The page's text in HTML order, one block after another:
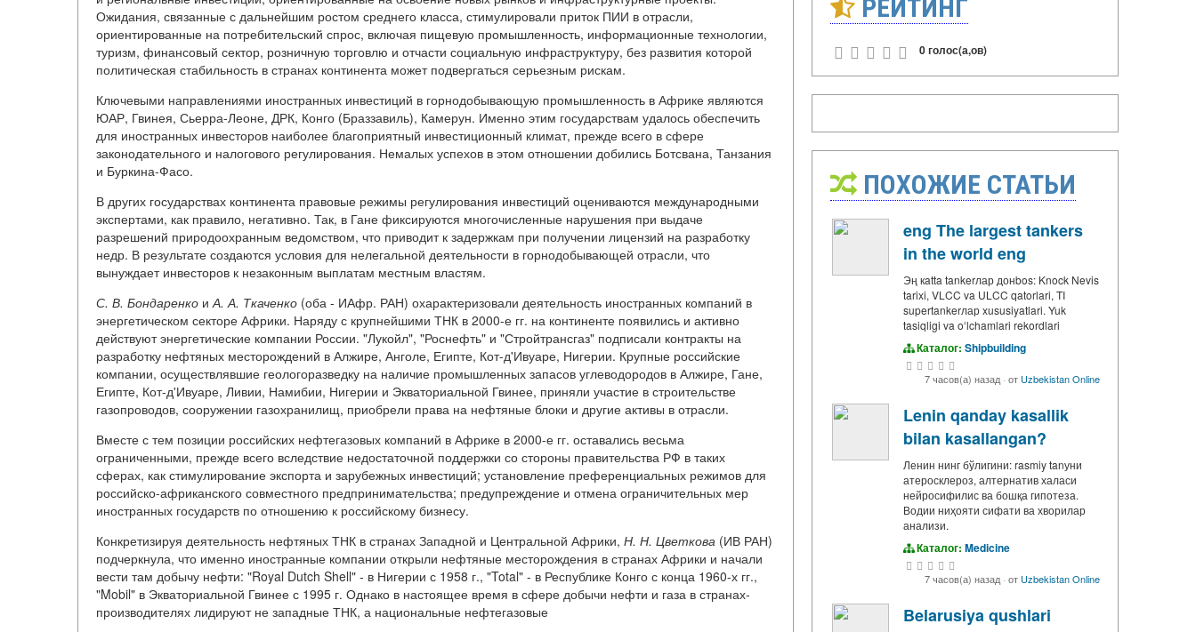
Ожидания, связанные с дальнейшим ростом среднего класса, стимулировали приток ПИИ в отрасли,
ориентированные на потребительский спрос, включая пищевую промышленность, информационные технологии,
туризм, финансовый сектор, розничную торговлю и отчасти социальную инфраструктуру, без развития которой
политическая стабильность в странах континента может подвергаться серьезным рискам.
Ключевыми направлениями иностранных инвестиций в горнодобывающую промышленность в Африке являются
ЮАР, Гвинея, Сьерра-Леоне, ДРК, Конго (Браззавиль), Камерун. Именно этим государствам удалось обеспечить
для иностранных инвесторов наиболее благоприятный инвестиционный климат, прежде всего в сфере
законодательного и налогового регулирования. Немалых успехов в этом отношении добились Ботсвана, Танзания
и Буркина-Фасо.
В других государствах континента правовые режимы регулирования инвестиций оцениваются международными
экспертами, как правило, негативно. Так, в Гане фиксируются многочисленные нарушения при выдаче
разрешений природоохранным ведомством, что приводит к задержкам при получении лицензий на разработку
недр. В результате создаются условия для нелегальной деятельности в горнодобывающей отрасли, что
вынуждает инвесторов к незаконным выплатам местным властям.
С. В. Бондаренко иА. А. Ткаченко (оба - ИАфр. РАН) охарактеризовали деятельность иностранных компаний в
энергетическом секторе Африки. Наряду с крупнейшими ТНК в 2000-е гг. на континенте появились и активно
действуют энергетические компании России. "Лукойл", "Роснефть" и "Стройтрансгаз" подписали контракты на
разработку нефтяных месторождений в Алжире, Анголе, Египте, Кот-д'Ивуаре, Нигерии. Крупные российские
компании, осуществлявшие геологоразведку на наличие промышленных запасов углеводородов в Алжире, Гане,
Египте, Кот-д'Ивуаре, Ливии, Намибии, Нигерии и Экваториальной Гвинее, приняли участие в строительстве
газопроводов, сооружении газохранилищ, приобрели права на нефтяные блоки и другие активы в отрасли.
Вместе с тем позиции российских нефтегазовых компаний в Африке в 2000-е гг. оставались весьма
ограниченными, прежде всего вследствие недостаточной поддержки со стороны правительства РФ в таких
сферах, как стимулирование экспорта и зарубежных инвестиций; установление преференциальных режимов для
российско-африканского совместного предпринимательства; предупреждение и отмена ограничительных мер
иностранных государств по отношению к российскому бизнесу.
Конкретизируя деятельность нефтяных ТНК в странах Западной и Центральной Африки, Н. Н. Цветкова (ИВ РАН)
подчеркнула, что именно иностранные компании открыли нефтяные месторождения в странах Африки и начали
вести там добычу нефти: "Royal Dutch Shell" - в Нигерии с 1958 г., "Total" - в Республике Конго с конца 1960-х гг.,
"Mobil" в Экваториальной Гвинее с 1995 г. Однако в настоящее время в сфере добычи нефти и газа в странах-
производителях лидируют не западные ТНК, а национальные нефтегазовые
РЕЙТИНГ
0 голос(а,ов)
ПОХОЖИЕ СТАТЬИ
eng The largest tankers
in the world eng
Эң кatta tankerлар донbos: Knock Nevis
tarixi, VLCC va ULCC qatorlari, TI
supertankerлар xususiyatlari. Yuk
tasiqligi va oʻlchamlari rekordlari
Каталог: Shipbuilding
7 часов(а) назад· от Uzbekistan Online
Lenin qanday kasallik
bilan kasallangan?
Ленин нинг бўлигини: rasmiy tanуни
атеросклероз, алтернатив халаси
нейросифилис ва бошқа гипотеза.
Водии ниҳояти сифати ва хворилар
анализи.
Каталог: Medicine
7 часов(а) назад· от Uzbekistan Online
Belarusiya qushlari